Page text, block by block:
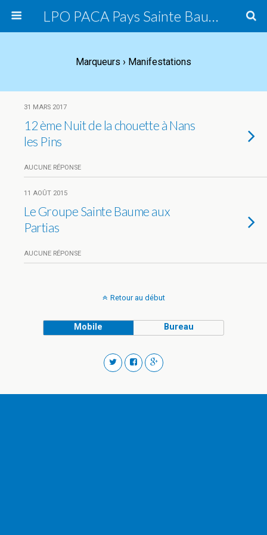
LPO PACA Pays Sainte Baume, groupe local
Marqueurs › Manifestations
31 MARS 2017
12 ème Nuit de la chouette à Nans
les Pins
AUCUNE RÉPONSE
11 AOÛT 2015
Le Groupe Sainte Baume aux
Partias
AUCUNE RÉPONSE
Retour au début
Mobile Bureau